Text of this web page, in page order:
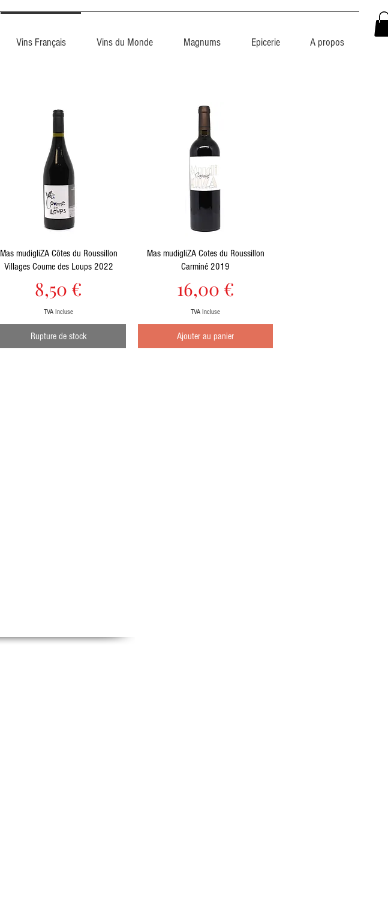
Vins Français Vins du Monde Magnums Epicerie A propos
Aperçu rapide
Mas mudigliZA Côtes du Roussillon
Villages Coume des Loups 2022
Prix
8,50 €
TVA Incluse
Rupture de stock
Aperçu rapide
Mas mudigliZA Cotes du Roussillon
Carminé 2019
Prix
16,00 €
TVA Incluse
Ajouter au panier